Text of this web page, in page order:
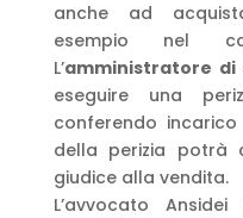
anche ad
esempio nel
L’amministratore di
eseguire una
conferendo
della perizia potrà
giudice alla vendita.
L’avvocato